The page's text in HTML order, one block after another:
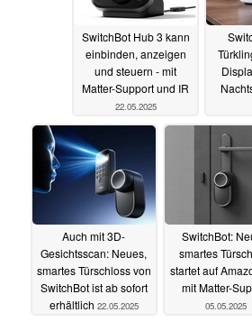
SwitchBot Hub 3 kann
einbinden, anzeigen
und steuern - mit
Matter-Support und IR
22.05.2025
Auch mit 3D-
Gesichtsscan: Neues,
smartes Türschloss von
SwitchBot ist ab sofort
erhältlich 22.05.2025
SwitchBot:
smartes
startet auf
mit Matter-
05.05.2025